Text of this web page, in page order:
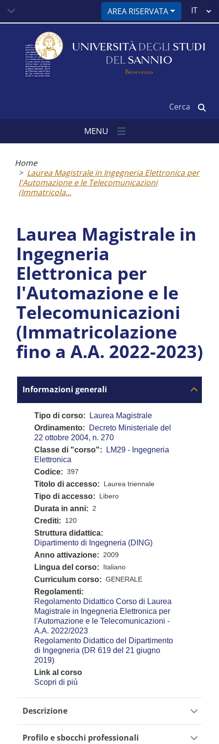
contenuto
AREA RISERVATA
Select
UNIVERSITÀ DEGLI STUDI
DEL SANNIO
Benevento
MENU
pane
Home
Laurea Magistrale in Ingegneria Elettronica per
l'Automazione e le Telecomunicazioni
(Immatricola...
Laurea Magistrale in
Ingegneria
Elettronica per
l'Automazione e le
Telecomunicazioni
(Immatricolazione
fino a A.A. 2022-2023)
Informazioni generali
Tipo di corso
Laurea Magistrale
Ordinamento
Decreto Ministeriale del
22 ottobre 2004, n. 270
Classe di "corso"
LM29 - Ingegneria
Elettronica
Codice
397
Titolo di accesso Laurea triennale
Tipo di accesso Libero
Durata in anni 2
Crediti 120
Struttura didattica
Dipartimento di Ingegneria (DING)
Anno attivazione
2009
Lingua del corso Italiano
Curriculum corso GENERALE
Regolamenti
Regolamento Didattico Corso di Laurea
Magistrale in Ingegneria Elettronica per
l'Automazione e le Telecomunicazioni -
A.A. 2022/2023
Regolamento Didattico del Dipartimento
di Ingegneria (DR 619 del 21 giugno
2019)
Link al corso
Scopri di più
Descrizione
Profilo e sbocchi professionali